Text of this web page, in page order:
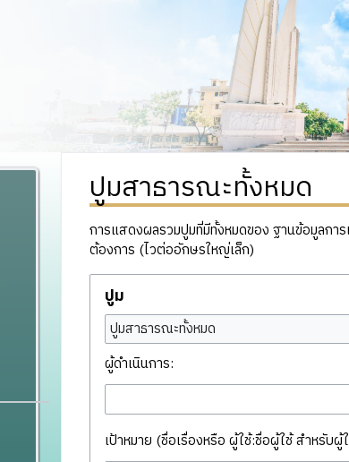
ปูมสาธารณะทั้งหมด
การแสดงผลรวมปูมที่มีทั้งหมดของ ฐานข้อมูลกา
ต้องการ (ไวต่ออักษรใหญ่เล็ก)
ปูม
ปูมสาธารณะทั้งหมด
ผู้ดำเนินการ:
เป้าหมาย (ชื่อเรื่องหรือ ผู้ใช้:ชื่อผู้ใช้ สำหรับผู้ใ